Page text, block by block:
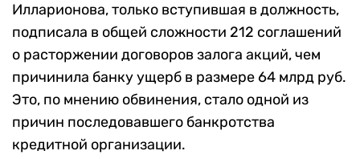
Илларионова, только вступившая в должность,
подписала в общей сложности 212 соглашений
о расторжении договоров залога акций, чем
причинила банку ущерб в размере 64 млрд руб.
Это, по мнению обвинения, стало одной из
причин последовавшего банкротства
кредитной организации.